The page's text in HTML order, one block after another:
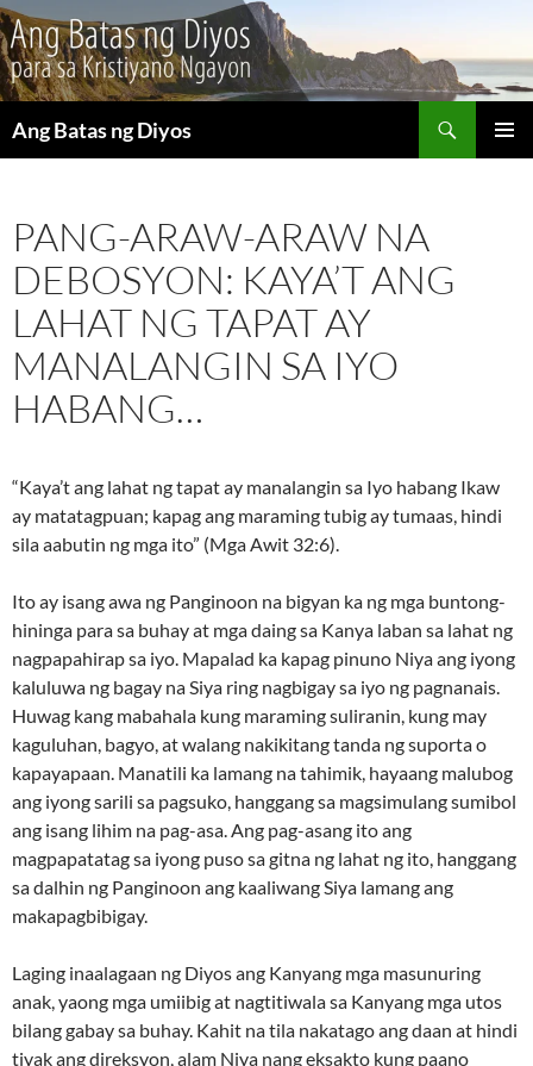
Ang Batas ng Diyos
PANG-ARAW-ARAW NA
DEBOSYON: KAYA’T ANG
LAHAT NG TAPAT AY
MANALANGIN SA IYO
HABANG…
“Kaya’t ang lahat ng tapat ay manalangin sa Iyo habang Ikaw
ay matatagpuan; kapag ang maraming tubig ay tumaas, hindi
sila aabutin ng mga ito” (Mga Awit 32:6).
Ito ay isang awa ng Panginoon na bigyan ka ng mga buntong-
hininga para sa buhay at mga daing sa Kanya laban sa lahat ng
nagpapahirap sa iyo. Mapalad ka kapag pinuno Niya ang iyong
kaluluwa ng bagay na Siya ring nagbigay sa iyo ng pagnanais.
Huwag kang mabahala kung maraming suliranin, kung may
kaguluhan, bagyo, at walang nakikitang tanda ng suporta o
kapayapaan. Manatili ka lamang na tahimik, hayaang malubog
ang iyong sarili sa pagsuko, hanggang sa magsimulang sumibol
ang isang lihim na pag-asa. Ang pag-asang ito ang
magpapatatag sa iyong puso sa gitna ng lahat ng ito, hanggang
sa dalhin ng Panginoon ang kaaliwang Siya lamang ang
makapagbibigay.
Laging inaalagaan ng Diyos ang Kanyang mga masunuring
anak, yaong mga umiibig at nagtitiwala sa Kanyang mga utos
bilang gabay sa buhay. Kahit na tila nakatago ang daan at hindi
tiyak ang direksyon, alam Niya nang eksakto kung paano